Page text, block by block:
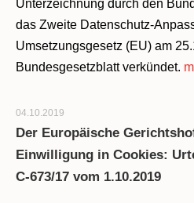
Unterzeichnung durch den
das Zweite Datenschutz-
Umsetzungsgesetz (EU) am
Bundesgesetzblatt verkündet.
04.10.2019
Der Europäische
Einwilligung in Cookies:
C-673/17 vom 1.10.2019